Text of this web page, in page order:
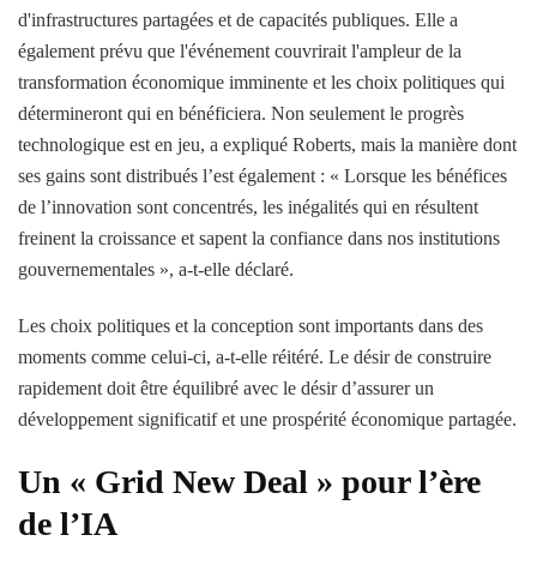
d'infrastructures partagées et de capacités publiques. Elle a
également prévu que l'événement couvrirait l'ampleur de la
transformation économique imminente et les choix politiques qui
détermineront qui en bénéficiera. Non seulement le progrès
technologique est en jeu, a expliqué Roberts, mais la manière dont
ses gains sont distribués l’est également : « Lorsque les bénéfices
de l’innovation sont concentrés, les inégalités qui en résultent
freinent la croissance et sapent la confiance dans nos institutions
gouvernementales », a-t-elle déclaré.
Les choix politiques et la conception sont importants dans des
moments comme celui-ci, a-t-elle réitéré. Le désir de construire
rapidement doit être équilibré avec le désir d’assurer un
développement significatif et une prospérité économique partagée.
Un « Grid New Deal » pour l’ère
de l’IA